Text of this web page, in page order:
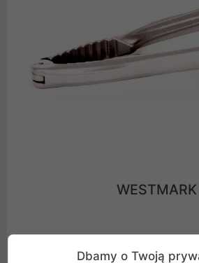
WESTMARK
wybierasz produkt na długie lata!
Dbamy o Twoją